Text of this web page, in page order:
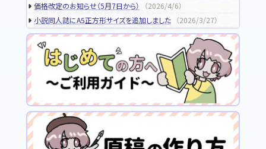
価格改定のお知らせ（5月7日から）
（2026/4/6）
小説同人誌にA5正方形サイズを追加しました （2026/3/27）